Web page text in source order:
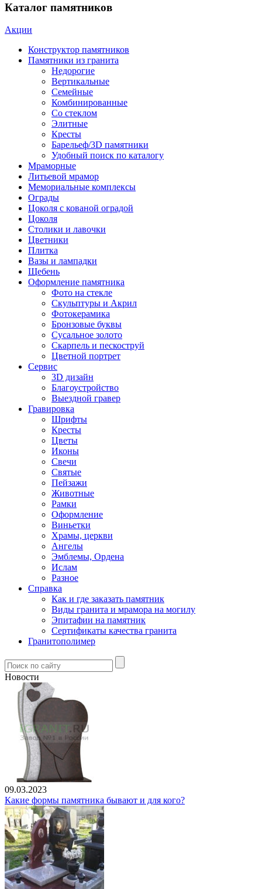
Каталог памятников
Акции
Конструктор памятников
Памятники из гранита
Недорогие
Вертикальные
Семейные
Комбинированные
Со стеклом
Элитные
Кресты
Барельеф/3D памятники
Удобный поиск по каталогу
Мраморные
Литьевой мрамор
Мемориальные комплексы
Ограды
Цоколя с кованой оградой
Цоколя
Столики и лавочки
Цветники
Плитка
Вазы и лампадки
Щебень
Оформление памятника
Фото на стекле
Скульптуры и Акрил
Фотокерамика
Бронзовые буквы
Сусальное золото
Скарпель и пескоструй
Цветной портрет
Сервис
3D дизайн
Благоустройство
Выездной гравер
Гравировка
Шрифты
Кресты
Цветы
Иконы
Свечи
Святые
Пейзажи
Животные
Рамки
Оформление
Виньетки
Храмы, церкви
Ангелы
Эмблемы, Ордена
Ислам
Разное
Справка
Как и где заказать памятник
Виды гранита и мрамора на могилу
Эпитафии на памятник
Сертификаты качества гранита
Гранитополимер
Новости
09.03.2023
Какие формы памятника бывают и для кого?